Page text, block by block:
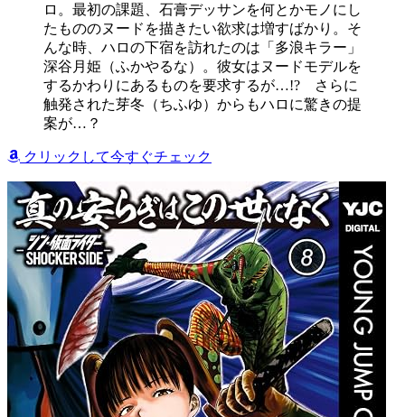
ロ。最初の課題、石膏デッサンを何とかモノにし
たもののヌードを描きたい欲求は増すばかり。そ
んな時、ハロの下宿を訪れたのは「多浪キラー」
深谷月姫（ふかやるな）。彼女はヌードモデルを
するかわりにあるものを要求するが…!? さらに
触発された芽冬（ちふゆ）からもハロに驚きの提
案が…？
クリックして今すぐチェック